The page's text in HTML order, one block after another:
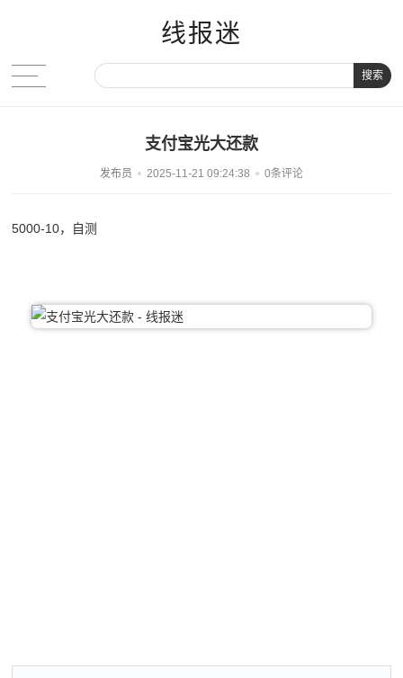
线报迷
搜索
支付宝光大还款
发布员 2025-11-21 09:24:38 0条评论
5000-10，自测